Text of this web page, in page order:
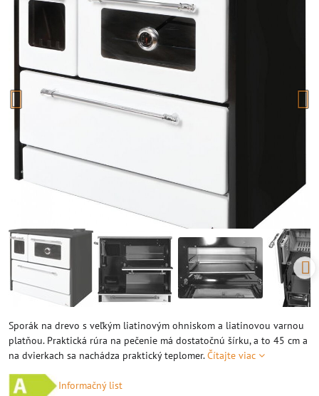
Sporák na drevo s veľkým liatinovým ohniskom a liatinovou varnou
platňou. Praktická rúra na pečenie má dostatočnú šírku, a to 45 cm a
na dvierkach sa nachádza praktický teplomer.Čítajte viac
Informačný list